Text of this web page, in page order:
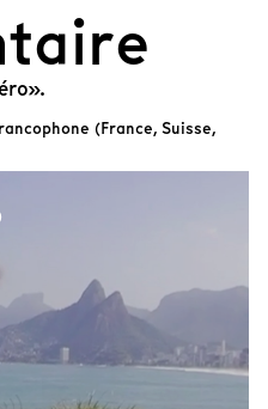
(France, Suisse,